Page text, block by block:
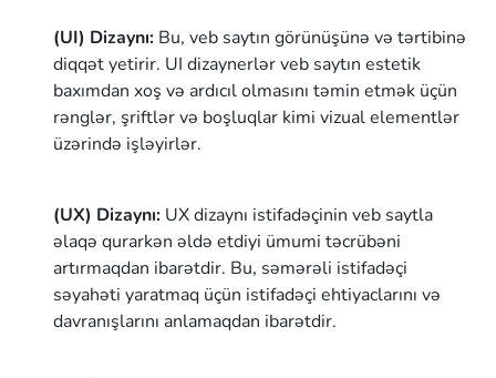
(UI) Dizaynı: Bu, veb saytın görünüşünə və tərtibinə
diqqət yetirir. UI dizaynerlər veb saytın estetik
baxımdan xoş və ardıcıl olmasını təmin etmək üçün
rənglər, şriftlər və boşluqlar kimi vizual elementlər
üzərində işləyirlər.
(UX) Dizaynı: UXdizaynı istifadəçinin veb saytla
əlaqə qurarkən əldə etdiyi ümumi təcrübəni
artırmaqdan ibarətdir. Bu, səmərəli istifadəçi
səyahəti yaratmaq üçün istifadəçi ehtiyaclarını və
davranışlarını anlamaqdan ibarətdir.